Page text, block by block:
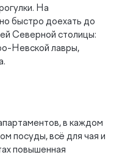
На
быстро доехать до
Северной столицы:
Невской лавры,
в каждом
посуды, всё для чая и
повышенная